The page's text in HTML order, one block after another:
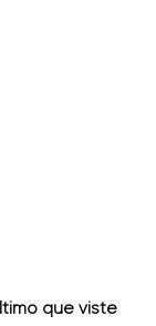
que viste